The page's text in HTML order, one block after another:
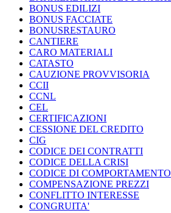
BONUS EDILIZI
BONUS FACCIATE
BONUSRESTAURO
CANTIERE
CARO MATERIALI
CATASTO
CAUZIONE PROVVISORIA
CCII
CCNL
CEL
CERTIFICAZIONI
CESSIONE DEL CREDITO
CIG
CODICE DEI CONTRATTI
CODICE DELLA CRISI
CODICE DI COMPORTAMENTO
COMPENSAZIONE PREZZI
CONFLITTO INTERESSE
CONGRUITA'